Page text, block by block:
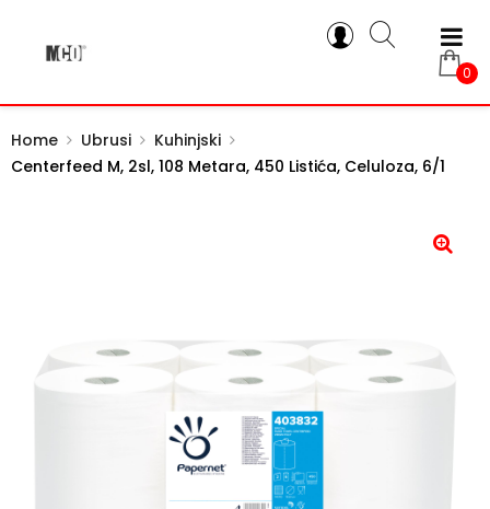
0
Home Ubrusi
Kuhinjski
Centerfeed M, 2sl, 108 Metara, 450 Listića, Celuloza, 6/1